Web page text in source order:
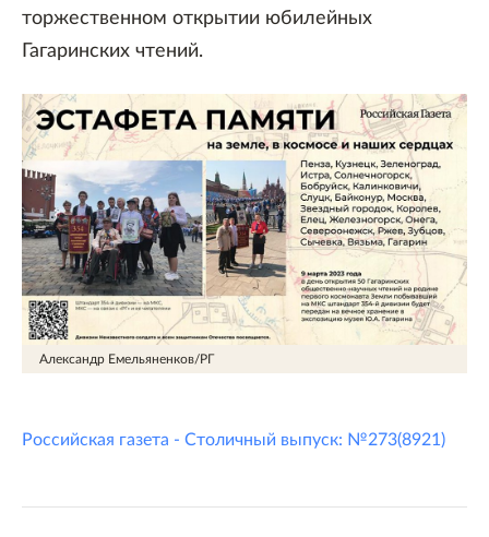
торжественном открытии юбилейных
Гагаринских чтений.
Александр Емельяненков/РГ
Российская газета - Столичный выпуск: №273(8921)